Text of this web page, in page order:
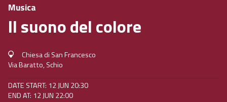
Musica
Il suono del colore
Chiesa di San Francesco
Via Baratto, Schio
DATE START: 12 JUN 20:30
END AT: 12 JUN 22:00